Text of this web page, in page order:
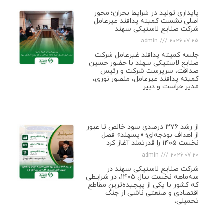
پایداری تولید در شرایط بحران؛ محور
اصلی نشست کمیته پدافند غیرعامل
شرکت صنایع لاستیکی سهند
admin 2026-07-25
جلسه کمیته پدافند غیرعامل شرکت
صنایع لاستیکی سهند با حضور حسین
صداقت، سرپرست شرکت و رئیس
کمیته پدافند غیرعامل، منصور نوری،
مدیر حراست و دبیر
از رشد ۳۷۶ درصدی سود خالص تا عبور
از اهداف بودجه‌ای؛ «پسهند» فصل
نخست ۱۴۰۵ را قدرتمند آغاز کرد
admin 2026-07-20
شرکت صنایع لاستیکی سهند در
سه‌ماهه نخست سال ۱۴۰۵، در شرایطی
که کشور با یکی از پیچیده‌ترین مقاطع
اقتصادی و صنعتی ناشی از جنگ
تحمیلی،